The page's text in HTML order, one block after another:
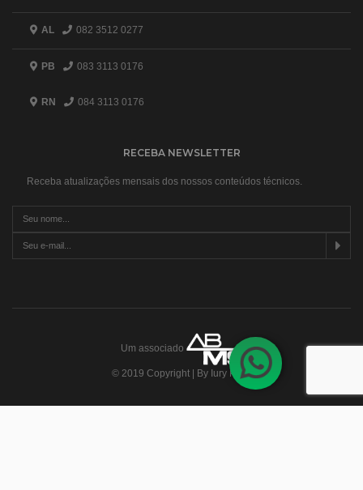
AL 082 3512 0277
PB 083 3113 0176
RN 084 3113 0176
RECEBA NEWSLETTER
Receba atualizações mensais dos nossos conteúdos técnicos.
Um associado
© 2019 Copyright | By Iury Pires